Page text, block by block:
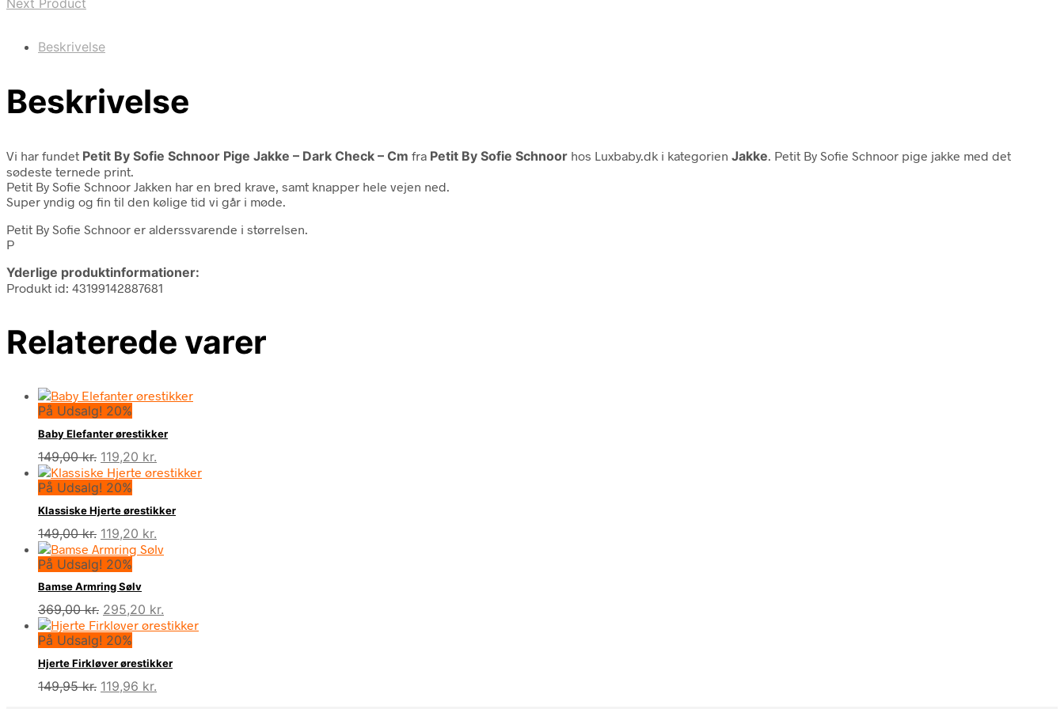
Beskrivelse
Beskrivelse
Vi har fundet Petit By Sofie Schnoor Pige Jakke – Dark Check – Cm fra Petit By Sofie Schnoor hos Luxbaby.dk i kategorien Jakke . Petit By Sofie Schnoor pige jakke med det
sødeste ternede print.
Petit By Sofie Schnoor Jakken har en bred krave, samt knapper hele vejen ned.
Super yndig og fin til den kølige tid vi går i møde.
Petit By Sofie Schnoor er alderssvarende i størrelsen.
P
Yderlige produktinformationer:
Produkt id: 43199142887681
Relaterede varer
På Udsalg! 20%
Baby Elefanter ørestikker
149,00kr. Den
oprindelige
pris
var:
149,00 kr..
119,20 kr.
aktuelle
er:
119,20 kr..
På Udsalg! 20%
Klassiske Hjerte ørestikker
149,00kr. Den
oprindelige
pris
var:
149,00 kr..
119,20 kr.
aktuelle
På Udsalg! 20%
Bamse Armring Sølv
369,00kr. Den
oprindelige
pris
369,00 kr..
295,20 kr.
aktuelle
295,20 kr..
På Udsalg! 20%
Hjerte Firkløver ørestikker
149,95kr. Den
119,96 kr.